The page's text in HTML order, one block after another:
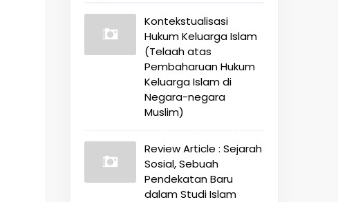
Kontekstualisasi
Hukum Keluarga Islam
(Telaah atas
Pembaharuan Hukum
Keluarga Islam di
Negara-negara
Muslim)
Review Article : Sejarah
Sosial, Sebuah
Pendekatan Baru
dalam Studi Islam